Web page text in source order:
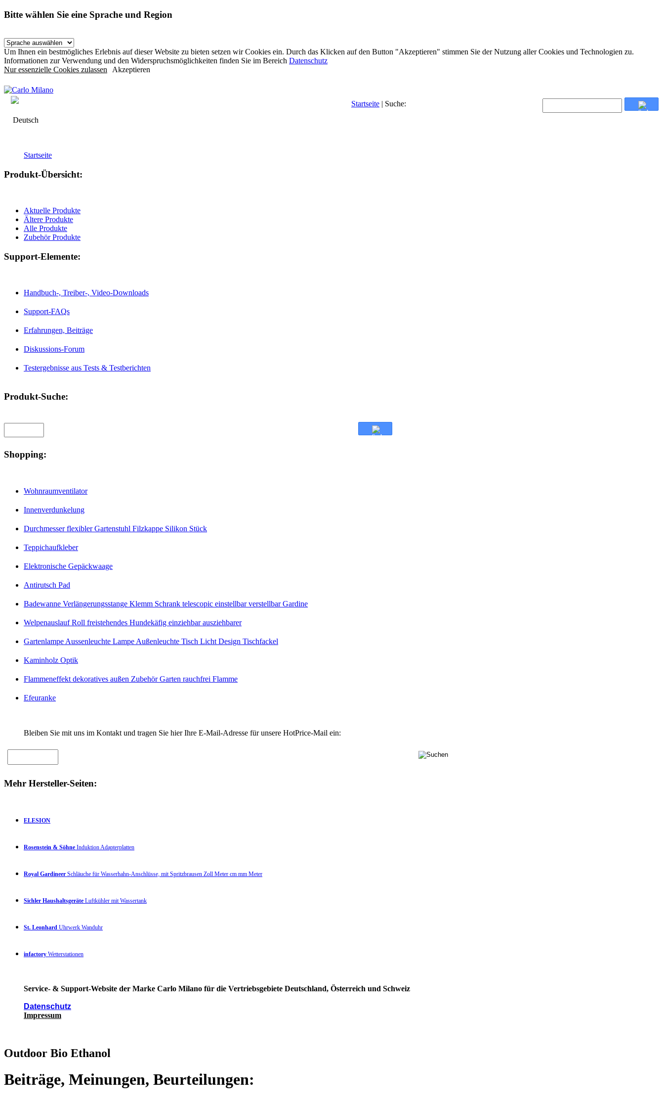
Bitte wählen Sie eine Sprache und Region
Um Ihnen ein bestmögliches Erlebnis auf dieser Website zu bieten setzen wir Cookies ein. Durch das Klicken auf den Button "Akzeptieren" stimmen Sie der Nutzung aller Cookies und Technologien zu.
Informationen zur Verwendung und den Widerspruchsmöglichkeiten finden Sie im Bereich Datenschutz
Nur essenzielle Cookies zulassen Akzeptieren
Deutsch
Startseite | Suche:
Startseite
Produkt-Übersicht:
Aktuelle Produkte
Ältere Produkte
Alle Produkte
Zubehör Produkte
Support-Elemente:
Handbuch-, Treiber-, Video-Downloads
Support-FAQs
Erfahrungen, Beiträge
Diskussions-Forum
Testergebnisse aus Tests & Testberichten
Produkt-Suche:
Shopping:
Wohnraumventilator
Innenverdunkelung
Durchmesser flexibler Gartenstuhl Filzkappe Silikon Stück
Teppichaufkleber
Elektronische Gepäckwaage
Antirutsch Pad
Badewanne Verlängerungsstange Klemm Schrank telescopic einstellbar verstellbar Gardine
Welpenauslauf Roll freistehendes Hundekäfig einziehbar ausziehbarer
Gartenlampe Aussenleuchte Lampe Außenleuchte Tisch Licht Design Tischfackel
Kaminholz Optik
Flammeneffekt dekoratives außen Zubehör Garten rauchfrei Flamme
Efeuranke
Bleiben Sie mit uns im Kontakt und tragen Sie hier Ihre E-Mail-Adresse für unsere HotPrice-Mail ein:
Mehr Hersteller-Seiten:
ELESION
Rosenstein & Söhne Induktion Adapterplatten
Royal Gardineer Schläuche für Wasserhahn-Anschlüsse, mit Spritzbrausen Zoll Meter cm mm Meter
Sichler Haushaltsgeräte Luftkühler mit Wassertank
St. Leonhard Uhrwerk Wanduhr
infactory Wetterstationen
Service- & Support-Website der Marke Carlo Milano für die Vertriebsgebiete Deutschland, Österreich und Schweiz
Datenschutz
Impressum
Outdoor Bio Ethanol
Beiträge, Meinungen, Beurteilungen: